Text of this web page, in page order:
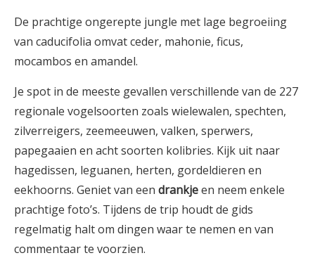
De prachtige ongerepte jungle met lage begroeiing
van caducifolia omvat ceder, mahonie, ficus,
mocambos en amandel.
Je spot in de meeste gevallen verschillende van de 227
regionale vogelsoorten zoals wielewalen, spechten,
zilverreigers, zeemeeuwen, valken, sperwers,
papegaaien en acht soorten kolibries. Kijk uit naar
hagedissen, leguanen, herten, gordeldieren en
eekhoorns. Geniet van een drankjeen neem enkele
prachtige foto’s. Tijdens de trip houdt de gids
regelmatig halt om dingen waar te nemen en van
commentaar te voorzien.